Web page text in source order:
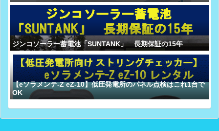
ジンコソーラー蓄電池「SUNTANK」 長期保証の15年
【eソラメンテ-Z eZ-10】低圧発電所のパネル点検はこれ1台で
OK